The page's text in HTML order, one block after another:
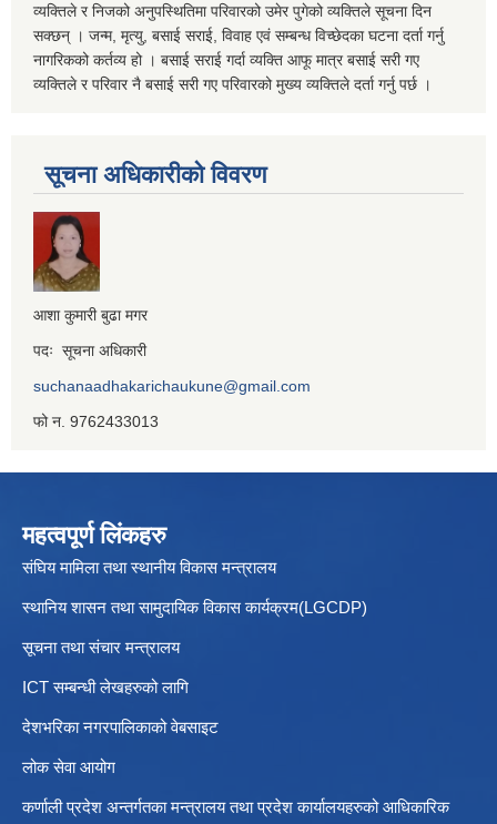
व्यक्तिले र निजको अनुपस्थितिमा परिवारको उमेर पुगेको व्यक्तिले सूचना दिन
सक्छन् । जन्म, मृत्यु, बसाई सराई, विवाह एवं सम्बन्ध विच्छेदका घटना दर्ता गर्नु
नागरिकको कर्तव्य हो । बसाई सराई गर्दा व्यक्ति आफू मात्र बसाई सरी गए
व्यक्तिले र परिवार नै बसाई सरी गए परिवारको मुख्य व्यक्तिले दर्ता गर्नु पर्छ ।
सूचना अधिकारीको विवरण
आशा कुमारी बुढा मगर
पदः सूचना अधिकारी
suchanaadhakarichaukune@gmail.com
फो न. 9762433013
महत्वपूर्ण लिंकहरु
संघिय मामिला तथा स्थानीय विकास मन्त्रालय
स्थानिय शासन तथा सामुदायिक विकास कार्यक्रम(LGCDP)
सूचना तथा संचार मन्त्रालय
ICT सम्बन्धी लेखहरुको लागि
देशभरिका नगरपालिकाको वेबसाइट
लोक सेवा आयोग
कर्णाली प्रदेश अन्तर्गतका मन्त्रालय तथा प्रदेश कार्यालयहरुको आधिकारिक